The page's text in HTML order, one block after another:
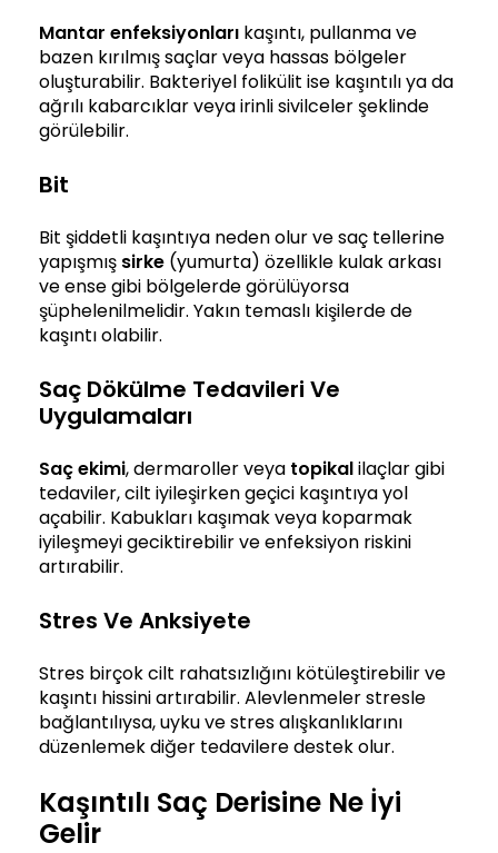
Mantar enfeksiyonları kaşıntı, pullanma ve
bazen kırılmış saçlar veya hassas bölgeler
oluşturabilir. Bakteriyel folikülit ise kaşıntılı ya da
ağrılı kabarcıklar veya irinli sivilceler şeklinde
görülebilir.
Bit
Bit şiddetli kaşıntıya neden olur ve saç tellerine
yapışmış sirke (yumurta) özellikle kulak arkası
ve ense gibi bölgelerde görülüyorsa
şüphelenilmelidir. Yakın temaslı kişilerde de
kaşıntı olabilir.
Saç Dökülme Tedavileri Ve
Uygulamaları
Saç ekimi, dermaroller veya topikalilaçlar gibi
tedaviler, cilt iyileşirken geçici kaşıntıya yol
açabilir. Kabukları kaşımak veya koparmak
iyileşmeyi geciktirebilir ve enfeksiyon riskini
artırabilir.
Stres Ve Anksiyete
Stres birçok cilt rahatsızlığını kötüleştirebilir ve
kaşıntı hissini artırabilir. Alevlenmeler stresle
bağlantılıysa, uyku ve stres alışkanlıklarını
düzenlemek diğer tedavilere destek olur.
Kaşıntılı Saç Derisine Ne İyi
Gelir